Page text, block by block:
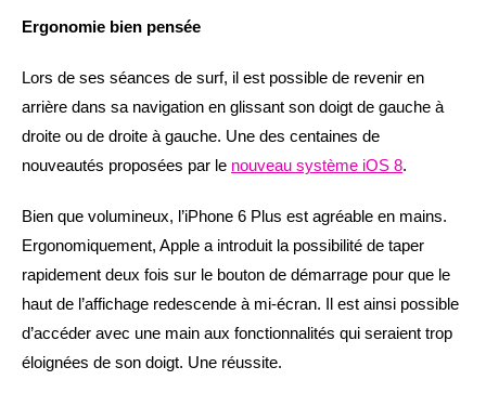
Ergonomie bien pensée
Lors de ses séances de surf, il est possible de revenir en
arrière dans sa navigation en glissant son doigt de gauche à
droite ou de droite à gauche. Une des centaines de
nouveautés proposées par le nouveau système iOS 8.
Bien que volumineux, l’iPhone 6 Plus est agréable en mains.
Ergonomiquement, Apple a introduit la possibilité de taper
rapidement deux fois sur le bouton de démarrage pour que le
haut de l’affichage redescende à mi-écran. Il est ainsi possible
d’accéder avec une main aux fonctionnalités qui seraient trop
éloignées de son doigt. Une réussite.